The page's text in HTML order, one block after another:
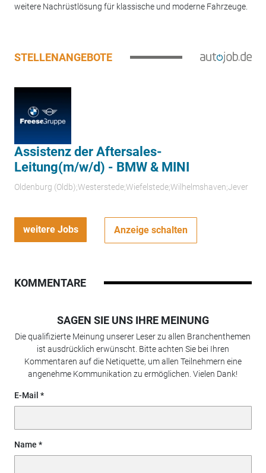
weitere Nachrüstlösung für klassische und moderne Fahrzeuge.
STELLENANGEBOTE
Assistenz der Aftersales-
Leitung(m/w/d) - BMW & MINI
Oldenburg (Oldb);Westerstede;Wiefelstede;Wilhelmshaven;Jever
weitere Jobs Anzeige schalten
KOMMENTARE
SAGEN SIE UNS IHRE MEINUNG
Die qualifizierte Meinung unserer Leser zu allen Branchenthemen
ist ausdrücklich erwünscht. Bitte achten Sie bei Ihren
Kommentaren auf die Netiquette, um allen Teilnehmern eine
angenehme Kommunikation zu ermöglichen. Vielen Dank!
E-Mail
Name